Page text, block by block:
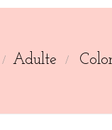
Adulte